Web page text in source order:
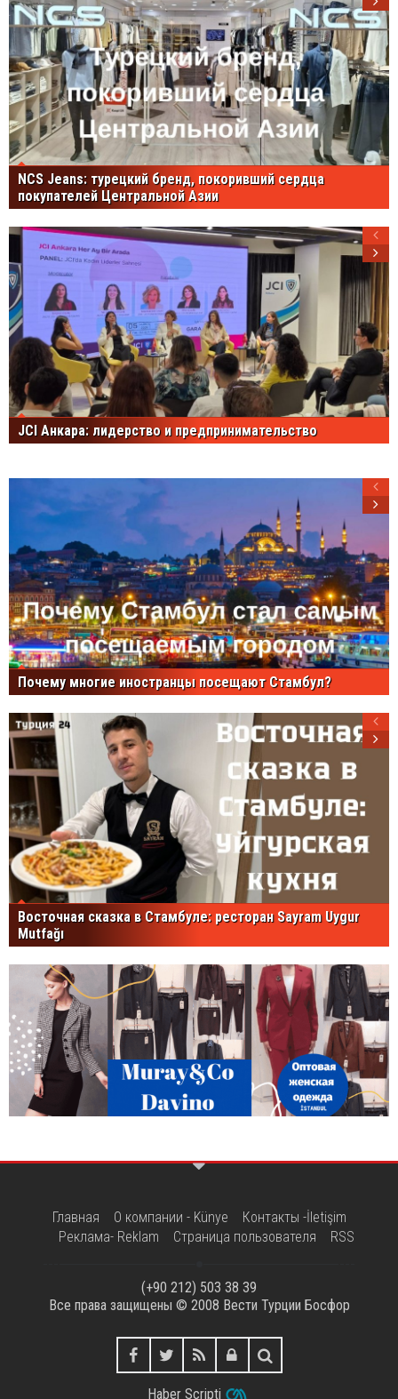
NCS Jeans: турецкий бренд, покоривший сердца
покупателей Центральной Азии
JCI Анкара: лидерство и предпринимательство
Почему многие иностранцы посещают Стамбул?
Восточная сказка в Стамбуле: ресторан Sayram Uygur
Mutfağı
Главная О компании - Künye
Контакты -İletişim
Реклама- Reklam
Страница пользователя RSS
(+90 212) 503 38 39
Все права защищены © 2008 Вести Турции Босфор
Haber Scripti